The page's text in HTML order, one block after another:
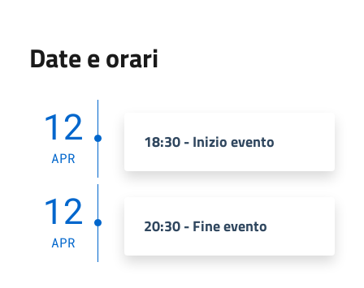
Date e orari
12
APR
18:30 - Inizio evento
12
APR
20:30 - Fine evento